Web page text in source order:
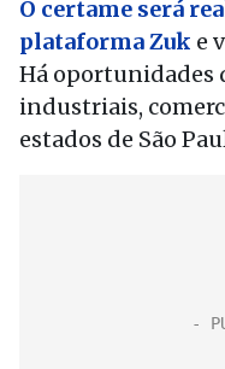
O certame será
plataforma Zuk e
Há oportunidades
industriais,
estados de São